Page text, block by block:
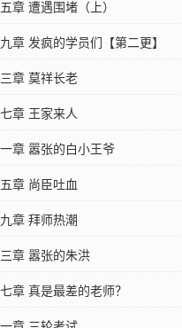
章 遭遇围堵（上）
章 发疯的学员们【第二更】
章 莫祥长老
章 王家来人
章 嚣张的白小王爷
章 尚臣吐血
章 拜师热潮
章 嚣张的朱洪
章 真是最差的老师？